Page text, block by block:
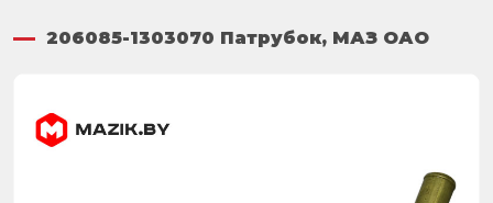
206085-1303070 Патрубок, МАЗ ОАО